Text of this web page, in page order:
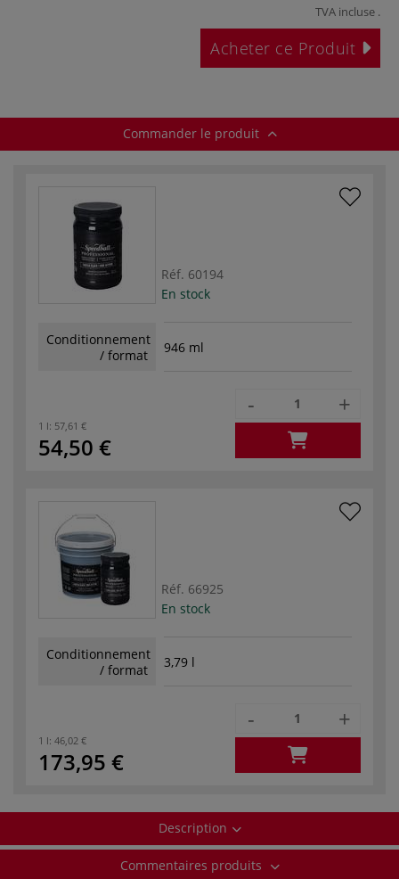
TVA incluse .
Acheter ce Produit
Commander le produit
Réf. 60194
En stock
Conditionnement
/ format
946 ml
1 l: 57,61 €
54,50 €
- +
Réf. 66925
En stock
Conditionnement
/ format
3,79 l
1 l: 46,02 €
173,95 €
- +
Description
Commentaires produits